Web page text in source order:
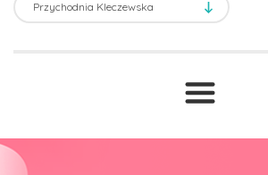
Transport sanitarny
Cennik